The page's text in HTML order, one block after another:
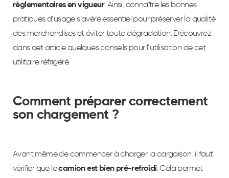
règlementaires en vigueur. Ainsi, connaître les bonnes
pratiques d’usage s’avère essentiel pour préserver la qualité
des marchandises et éviter toute dégradation. Découvrez
dans cet article quelques conseils pour l’utilisation de cet
utilitaire réfrigéré.
Comment préparer correctement
son chargement ?
Avant même de commencer à charger la cargaison, il faut
vérifier que lecamion est bien pré-refroidi. Cela permet